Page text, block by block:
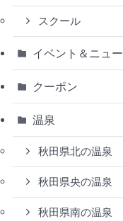
スクール
イベント＆ニュ
クーポン
温泉
秋田県北の温泉
秋田県央の温泉
秋田県南の温泉